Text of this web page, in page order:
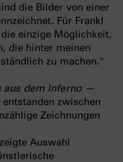
die Bilder von einer
Für Frankl
einzige Möglichkeit,
die hinter meinen
zu machen."
aus dem Inferno —
entstanden zwischen
Zeichnungen
Auswahl